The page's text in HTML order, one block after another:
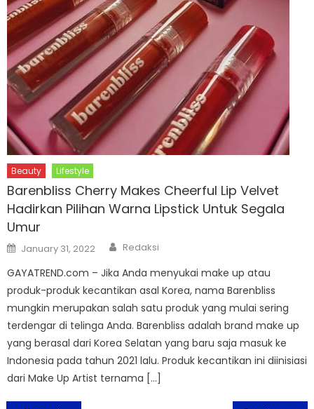
Beauty Lifestyle
Barenbliss Cherry Makes Cheerful Lip Velvet
Hadirkan Pilihan Warna Lipstick Untuk Segala
Umur
Posted
on
January 31, 2022 Author
Redaksi
GAYATREND.com – Jika Anda menyukai make up atau
produk-produk kecantikan asal Korea, nama Barenbliss
mungkin merupakan salah satu produk yang mulai sering
terdengar di telinga Anda. Barenbliss adalah brand make up
yang berasal dari Korea Selatan yang baru saja masuk ke
Indonesia pada tahun 2021 lalu. Produk kecantikan ini diinisiasi
dari Make Up Artist ternama […]